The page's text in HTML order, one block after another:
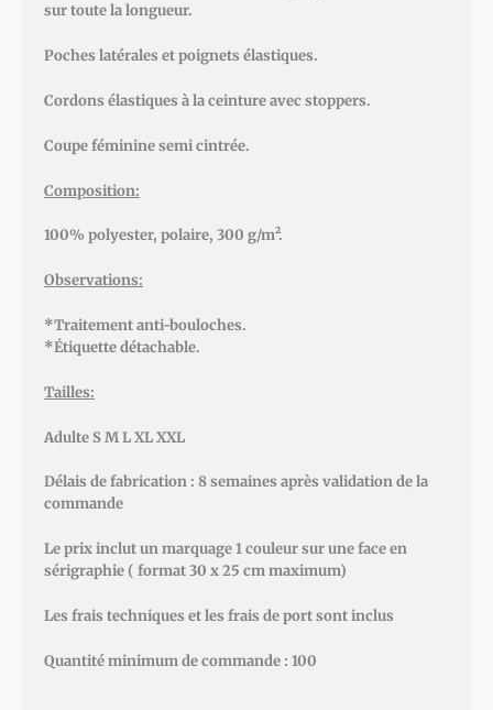
sur toute la longueur.
Poches latérales et poignets élastiques.
Cordons élastiques à la ceinture avec stoppers.
Coupe féminine semi cintrée.
Composition:
100% polyester, polaire, 300 g/m².
Observations:
*Traitement anti-bouloches.
*Étiquette détachable.
Tailles:
Adulte S M L XL XXL
Délais de fabrication : 8 semaines après validation de la
commande
Le prix inclut un marquage 1 couleur sur une face en
sérigraphie ( format 30 x 25 cm maximum)
Les frais techniques et les frais de port sont inclus
Quantité minimum de commande : 100